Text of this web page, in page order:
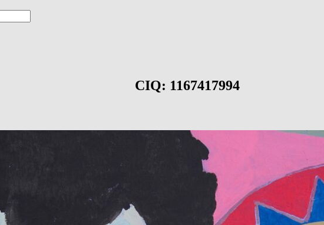
CIQ: 1167417994